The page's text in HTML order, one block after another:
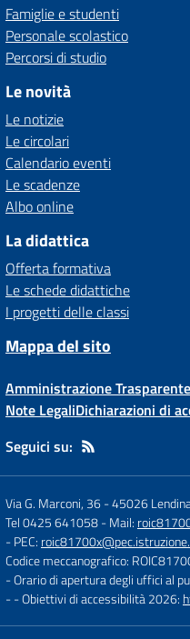
Famiglie e studenti
Personale scolastico
Percorsi di studio
Le novità
Le notizie
Le circolari
Calendario eventi
Le scadenze
Albo online
La didattica
Offerta formativa
Le schede didattiche
I progetti delle classi
Mappa del sito
Amministrazione Trasparente
Note LegaliDichiarazioni di
Seguici su:
Via G. Marconi, 36-45026
Tel 0425 641058- Mail:
- PEC:
Codice meccanografico:
- Orario di apertura degli uffici al
- - Obiettivi di accessibilità 2026: